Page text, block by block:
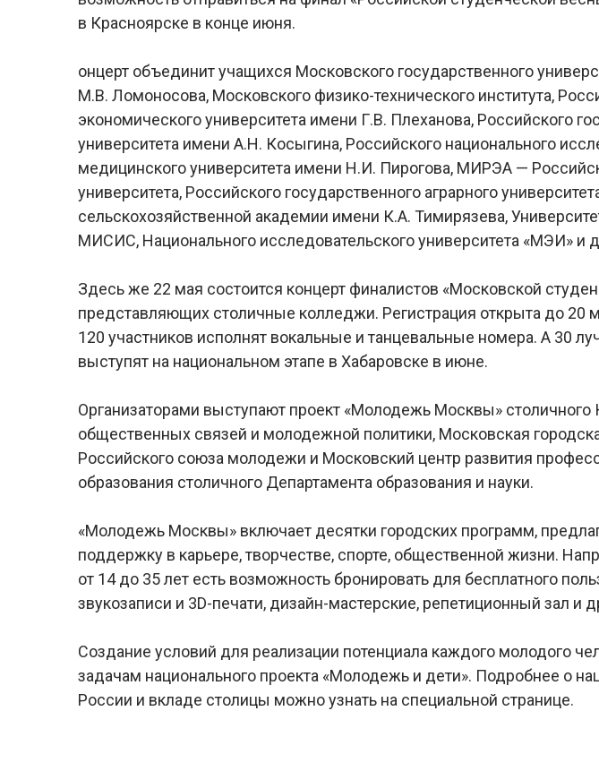
в Красноярске в конце июня.
онцерт объединит учащихся Московского государственного
М.В. Ломоносова, Московского физико-технического института,
экономического университета имени Г.В. Плеханова, Российского
университета имени А.Н. Косыгина, Российского национального
медицинского университета имени Н.И. Пирогова, МИРЭА —
университета, Российского государственного аграрного
сельскохозяйственной академии имени К.А. Тимирязева,
МИСИС, Национального исследовательского университета «МЭИ» и
Здесь же 22 мая состоится концерт финалистов «Московской
представляющих столичные колледжи. Регистрация открыта до 20
120 участников исполнят вокальные и танцевальные номера. А 30
выступят на национальном этапе в Хабаровске в июне.
Организаторами выступают проект «Молодежь Москвы» столичного
общественных связей и молодежной политики, Московская
Российского союза молодежи и Московский центр развития
образования столичного Департамента образования и науки.
«Молодежь Москвы» включает десятки городских программ,
поддержку в карьере, творчестве, спорте, общественной жизни.
от 14 до 35 лет есть возможность бронировать для бесплатного
звукозаписи и 3D-печати, дизайн-мастерские, репетиционный зал и
Создание условий для реализации потенциала каждого молодого
задачам национального проекта «Молодежь и дети». Подробнее о
России и вкладе столицы можно узнать на специальной странице.